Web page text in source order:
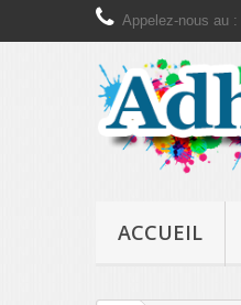
Appelez-nous au :
ACCUEIL